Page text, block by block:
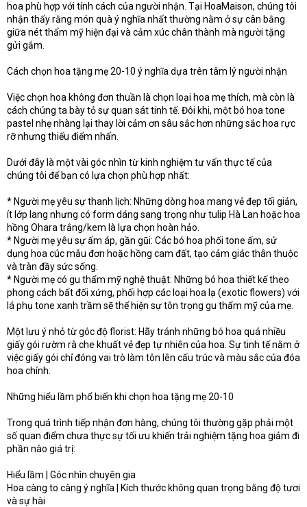
hoa phù hợp với tính cách của người nhận. Tại HoaMaison, chúng tôi
nhận thấy rằng món quà ý nghĩa nhất thường nằm ở sự cân bằng
giữa nét thẩm mỹ hiện đại và cảm xúc chân thành mà người tặng
gửi gắm.
Cách chọn hoa tặng mẹ 20-10 ý nghĩa dựa trên tâm lý người nhận
Việc chọn hoa không đơn thuần là chọn loại hoa mẹ thích, mà còn là
cách chúng ta bày tỏ sự quan sát tinh tế. Đôi khi, một bó hoa tone
pastel nhẹ nhàng lại thay lời cảm ơn sâu sắc hơn những sắc hoa rực
rỡ nhưng thiếu điểm nhấn.
Dưới đây là một vài góc nhìn từ kinh nghiệm tư vấn thực tế của
chúng tôi để bạn có lựa chọn phù hợp nhất:
* Người mẹ yêu sự thanh lịch: Những dòng hoa mang vẻ đẹp tối giản,
ít lớp lang nhưng có form dáng sang trọng như tulip Hà Lan hoặc hoa
hồng Ohara trắng/kem là lựa chọn hoàn hảo.
* Người mẹ yêu sự ấm áp, gần gũi: Các bó hoa phối tone ấm, sử
dụng hoa cúc mẫu đơn hoặc hồng cam đất, tạo cảm giác thân thuộc
và tràn đầy sức sống.
* Người mẹ có gu thẩm mỹ nghệ thuật: Những bó hoa thiết kế theo
phong cách bất đối xứng, phối hợp các loại hoa lạ (exotic flowers) với
lá phụ tone xanh trầm sẽ thể hiện sự tôn trọng gu thẩm mỹ của mẹ.
Một lưu ý nhỏ từ góc độ florist: Hãy tránh những bó hoa quá nhiều
giấy gói rườm rà che khuất vẻ đẹp tự nhiên của hoa. Sự tinh tế nằm ở
việc giấy gói chỉ đóng vai trò làm tôn lên cấu trúc và màu sắc của đóa
hoa chính.
Những hiểu lầm phổ biến khi chọn hoa tặng mẹ 20-10
Trong quá trình tiếp nhận đơn hàng, chúng tôi thường gặp phải một
số quan điểm chưa thực sự tối ưu khiến trải nghiệm tặng hoa giảm đi
phần nào giá trị:
Hiểu lầm | Góc nhìn chuyên gia
Hoa càng to càng ý nghĩa | Kích thước không quan trọng bằng độ tươi
và sự hài